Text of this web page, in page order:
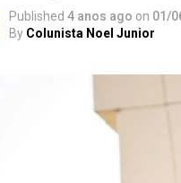
Published 4 anos ago on 01/
By Colunista Noel Junior